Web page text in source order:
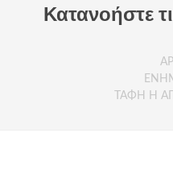
Κατανοήστε
ΤΑΦΗ Η